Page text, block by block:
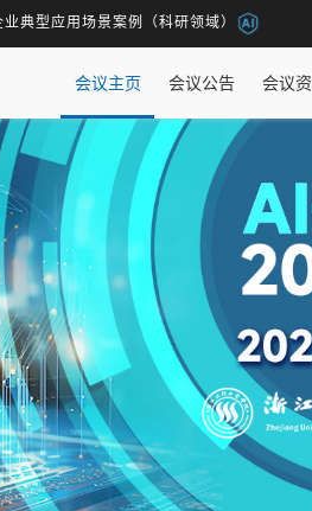
典型应用场景案例（科研领域）
会议主页 会议公告 会议